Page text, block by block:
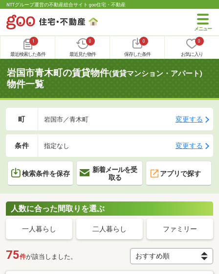
NTTグループ運営の不動産総合サイト goo住宅・不動産
1
最近検索した条件
0
最近見た物件
0
保存した条件
0
お気に入り
岩国市青木町の賃貸物件(賃貸マンション・アパート)
物件一覧
町 岩国市／青木町 変更する
条件 指定なし 変更する
検索条件を保存
新着メールを受
取る
アプリで探す
人数に合った間取りを選ぶ
一人暮らし 二人暮らし ファミリー
75件が該当しました。